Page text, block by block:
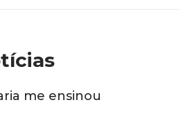
me ensinou